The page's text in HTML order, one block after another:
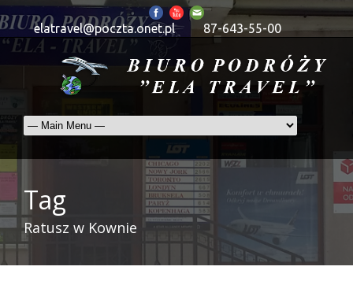
elatravel@poczta.onet.pl 87-643-55-00
Tag
Ratusz w Kownie